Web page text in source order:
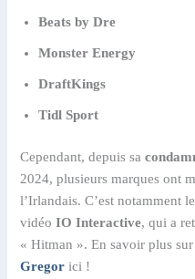
Beats by Dre
Monster Energy
DraftKings
Tidl Sport
Cependant, depuis sa
2024, plusieurs marques ont
l’Irlandais. C’est notamment
vidéoIO Interactive, qui a
« Hitman ». En savoir plus
Gregor ici !